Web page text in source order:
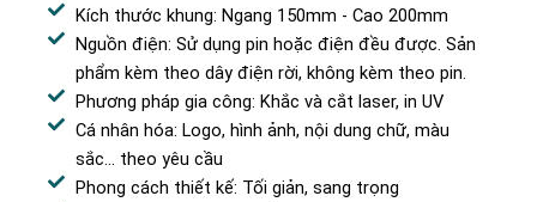
Kích thước khung: Ngang 150mm - Cao 200mm
Nguồn điện: Sử dụng pin hoặc điện đều được. Sản
phẩm kèm theo dây điện rời, không kèm theo pin.
Phương pháp gia công: Khắc và cắt laser, in UV
Cá nhân hóa: Logo, hình ảnh, nội dung chữ, màu
sắc… theo yêu cầu
Phong cách thiết kế: Tối giản, sang trọng